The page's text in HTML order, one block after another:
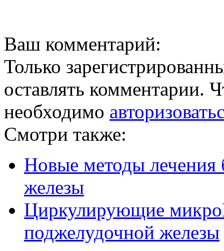
Ваш комментарий:
Только
оставлять комментарии.
необходимо
Смотри также:
Новые методы
железы
Циркулирующие
поджелудочной железы